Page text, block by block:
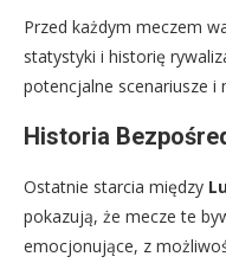
Przed każdym meczem
statystyki i historię
potencjalne scenariusze i
Historia
Ostatnie starcia między
pokazują, że mecze te
emocjonujące, z